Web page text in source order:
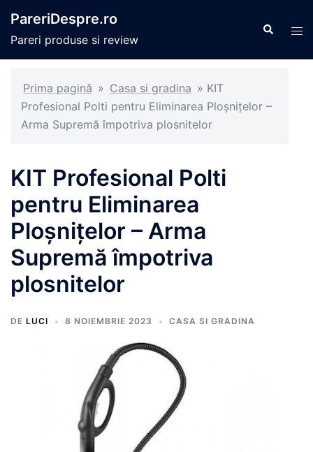
conținut
PareriDespre.ro
Pareri produse si review
Caută
Prima pagină » Casa si gradina » KIT
Profesional Polti pentru Eliminarea Ploșnițelor –
Arma Supremă împotriva plosnitelor
KIT Profesional Polti
pentru Eliminarea
Ploșnițelor – Arma
Supremă împotriva
plosnitelor
DE LUCI 8 NOIEMBRIE 2023 CASA SI GRADINA